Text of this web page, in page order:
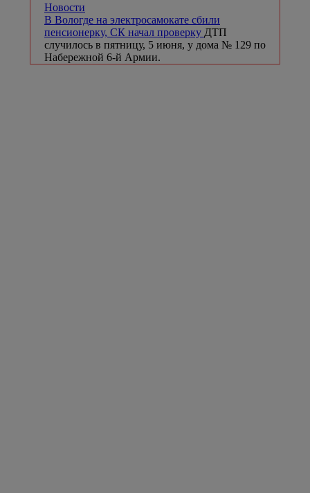
Новости
В Вологде на электросамокате сбили
пенсионерку, СК начал проверку ДТП
случилось в пятницу, 5 июня, у дома № 129 по
Набережной 6-й Армии.